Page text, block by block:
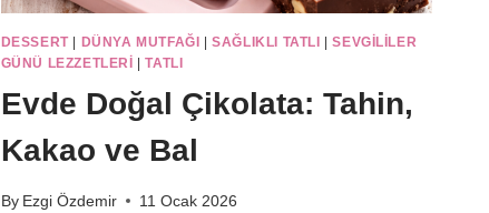
DESSERT| DÜNYA MUTFAĞI |SAĞLIKLI TATLI |SEVGILILER
GÜNÜ LEZZETLERI
|TATLI
Evde Doğal Çikolata: Tahin,
Kakao ve Bal
By Ezgi Özdemir 11 Ocak 2026